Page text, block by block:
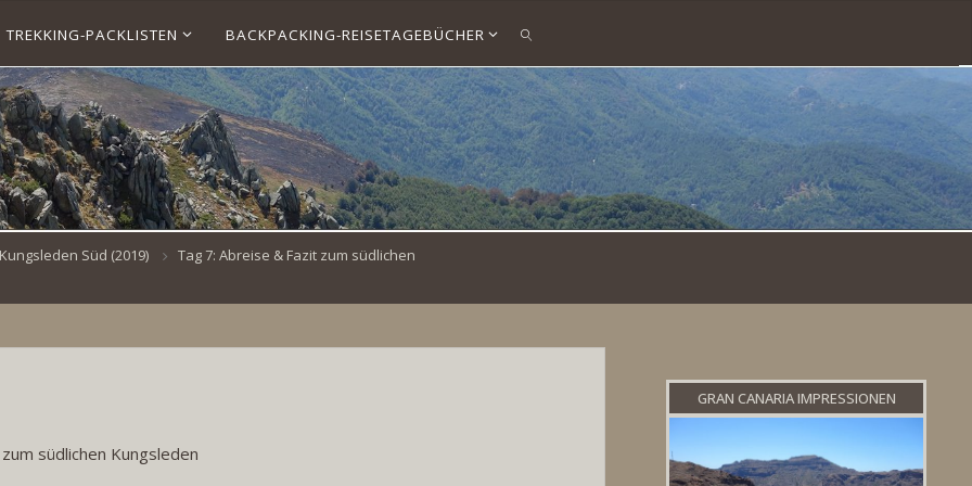
TREKKING-PACKLISTEN BACKPACKING-REISETAGEBÜCHER
SEARCH
Süd (2019)
Tag 7: Abreise & Fazit zum südlichen
südlichen Kungsleden
GRAN CANARIA IMPRESSIONEN